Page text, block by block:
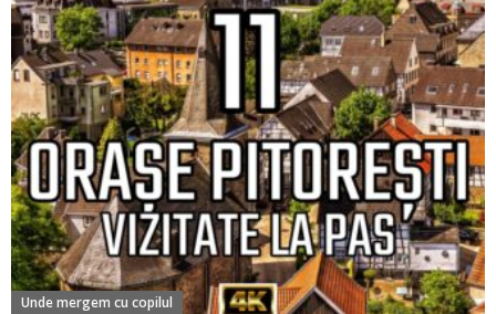
Unde mergem cu copilul